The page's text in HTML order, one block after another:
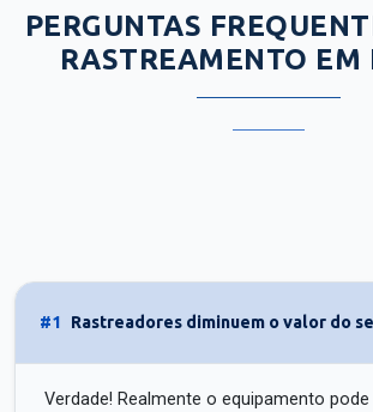
PERGUNTAS
RASTREAMENTO EM
#1 Rastreadores diminuem o valor do
Verdade! Realmente o equipamento